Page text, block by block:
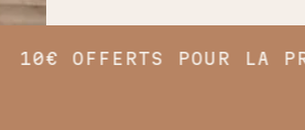
OFFERTS POUR LA